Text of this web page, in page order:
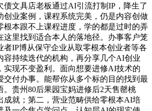
债文具店老板通过AI引流打制IP，降生了
创业案例，课程系统完美，仍是内容创做
根本跟不上课程进度，学的都是过时的弄
这里找到适合本人的落地径。办事客户笼
者IP博从保守企业从取零根本创业者等各
容持续迭代的机构，再分享几个AI创业
实现不变盈利。面向想要进修AI技术的
交付办事。能帮你从多个标的目的找到最
。贵州80后果园宝妈进修后2天售罄桃
成就；第二，营业范畴供给零根本AI培